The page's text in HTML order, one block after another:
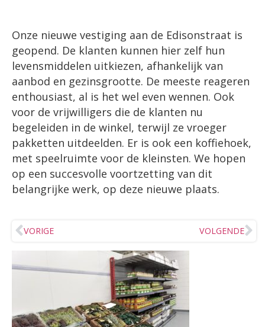
Onze nieuwe vestiging aan de Edisonstraat is
geopend. De klanten kunnen hier zelf hun
levensmiddelen uitkiezen, afhankelijk van
aanbod en gezinsgrootte. De meeste reageren
enthousiast, al is het wel even wennen. Ook
voor de vrijwilligers die de klanten nu
begeleiden in de winkel, terwijl ze vroeger
pakketten uitdeelden. Er is ook een koffiehoek,
met speelruimte voor de kleinsten. We hopen
op een succesvolle voortzetting van dit
belangrijke werk, op deze nieuwe plaats.
VORIGE VOLGENDE